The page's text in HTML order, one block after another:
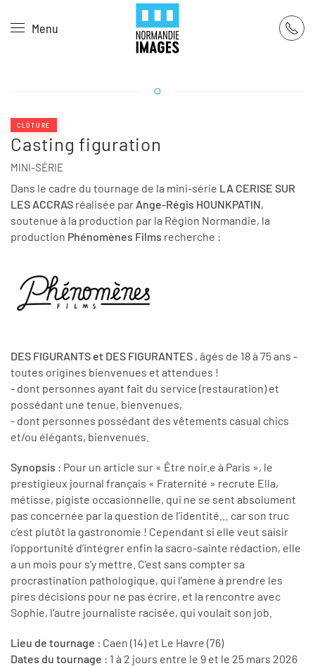
Skip to main content
Menu
CLÔTURÉ
Casting figuration
MINI-SÉRIE
Dans le cadre du tournage de la mini-série LA CERISE SUR
LES ACCRAS réalisée par Ange-Régis HOUNKPATIN,
soutenue à la production par la Région Normandie, la
production Phénomènes Films recherche :
DES FIGURANTS et DES FIGURANTES , âgés de 18 à 75 ans -
toutes origines bienvenues et attendues !
- dont personnes ayant fait du service (restauration) et
possédant une tenue, bienvenues,
- dont personnes possédant des vêtements casual chics
et/ou élégants, bienvenues.
Synopsis : Pour un article sur « Être noir.e à Paris », le
prestigieux journal français « Fraternité » recrute Ella,
métisse, pigiste occasionnelle, qui ne se sent absolument
pas concernée par la question de l’identité… car son truc
c’est plutôt la gastronomie ! Cependant si elle veut saisir
l’opportunité d’intégrer enfin la sacro-sainte rédaction, elle
a un mois pour s’y mettre. C’est sans compter sa
procrastination pathologique, qui l’amène à prendre les
pires décisions pour ne pas écrire, et la rencontre avec
Sophie, l’autre journaliste racisée, qui voulait son job.
Lieu de tournage : Caen (14) et Le Havre (76)
Dates du tournage : 1 à 2 jours entre le 9 et le 25 mars 2026
Panneau de gestion des cookies